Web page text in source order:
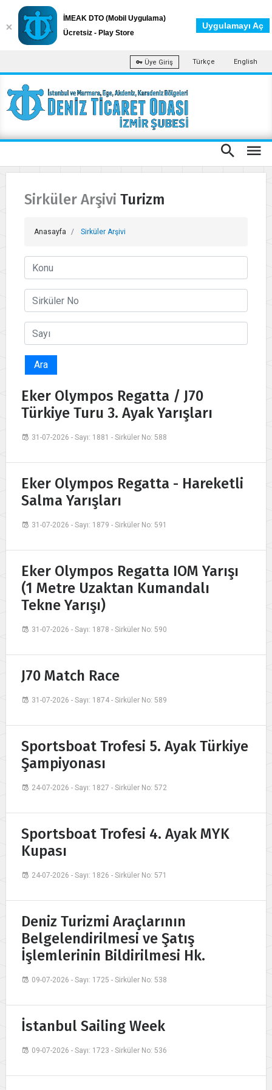
Üye Giriş Türkçe English
Sirküler Arşivi Turizm
Anasayfa Sirküler Arşivi
Ara
Eker Olympos Regatta / J70
Türkiye Turu 3. Ayak Yarışları
31-07-2026 - Sayı: 1881 - Sirküler No: 588
Eker Olympos Regatta - Hareketli
Salma Yarışları
31-07-2026 - Sayı: 1879 - Sirküler No: 591
Eker Olympos Regatta IOM Yarışı
(1 Metre Uzaktan Kumandalı
Tekne Yarışı)
31-07-2026 - Sayı: 1878 - Sirküler No: 590
J70 Match Race
31-07-2026 - Sayı: 1874 - Sirküler No: 589
Sportsboat Trofesi 5. Ayak Türkiye
Şampiyonası
24-07-2026 - Sayı: 1827 - Sirküler No: 572
Sportsboat Trofesi 4. Ayak MYK
Kupası
24-07-2026 - Sayı: 1826 - Sirküler No: 571
Deniz Turizmi Araçlarının
Belgelendirilmesi ve Şatış
İşlemlerinin Bildirilmesi Hk.
09-07-2026 - Sayı: 1725 - Sirküler No: 538
İstanbul Sailing Week
09-07-2026 - Sayı: 1723 - Sirküler No: 536
İMEAK DTO (Mobil Uygulama)
Ücretsiz - Play Store
Uygulamayı Aç